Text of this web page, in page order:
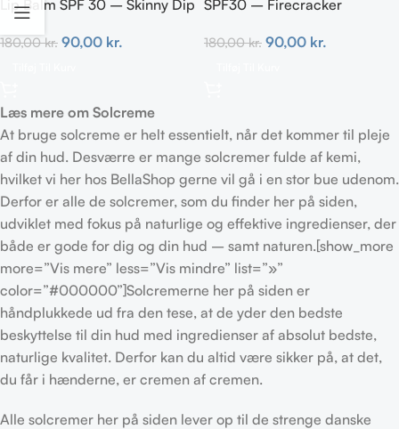
Lip Balm SPF 30 – Skinny Dip
180,00kr. 90,00 kr.
SPF30 – Firecracker
180,00kr. 90,00 kr.
Læs mere om Solcreme
At bruge solcreme er helt essentielt, når det kommer til pleje
af din hud. Desværre er mange solcremer fulde af kemi,
hvilket vi her hos BellaShop gerne vil gå i en stor bue udenom.
Derfor er alle de solcremer, som du finder her på siden,
udviklet med fokus på naturlige og effektive ingredienser, der
både er gode for dig og din hud – samt naturen.[show_more
more=”Vis mere” less=”Vis mindre” list=”»”
color=”#000000”]Solcremerne her på siden er
håndplukkede ud fra den tese, at de yder den bedste
beskyttelse til din hud med ingredienser af absolut bedste,
naturlige kvalitet. Derfor kan du altid være sikker på, at det,
du får i hænderne, er cremen af cremen.
Alle solcremer her på siden lever op til de strenge danske